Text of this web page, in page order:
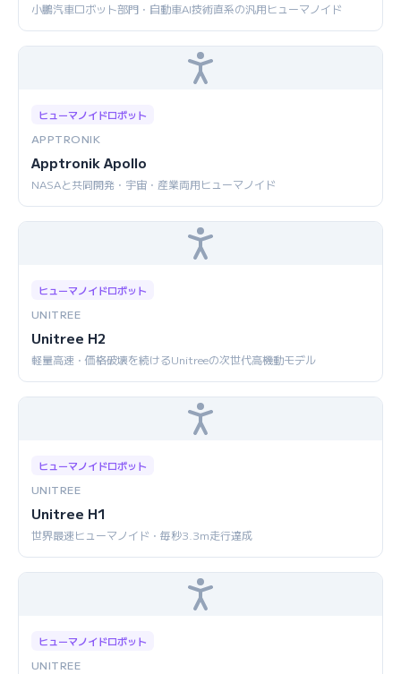
小鵬汽車ロボット部門・自動車AI技術直系の汎用ヒューマノイド
ヒューマノイドロボット
APPTRONIK
Apptronik Apollo
NASAと共同開発・宇宙・産業両用ヒューマノイド
ヒューマノイドロボット
UNITREE
Unitree H2
軽量高速・価格破壊を続けるUnitreeの次世代高機動モデル
ヒューマノイドロボット
UNITREE
Unitree H1
世界最速ヒューマノイド・毎秒3.3m走行達成
ヒューマノイドロボット
UNITREE